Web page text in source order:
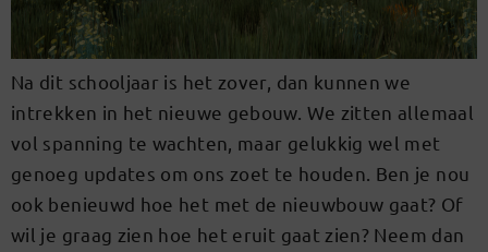
Na dit schooljaar is het zover, dan kunnen we
intrekken in het nieuwe gebouw. We zitten allemaal
vol spanning te wachten, maar gelukkig wel met
genoeg updates om ons zoet te houden. Ben je nou
ook benieuwd hoe het met de nieuwbouw gaat? Of
wil je graag zien hoe het eruit gaat zien? Neem dan